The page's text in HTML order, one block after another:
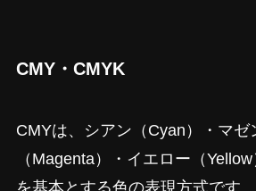
CMY・CMYK
CMYは、シアン（Cyan）・マゼ
（Magenta）・イエロー（